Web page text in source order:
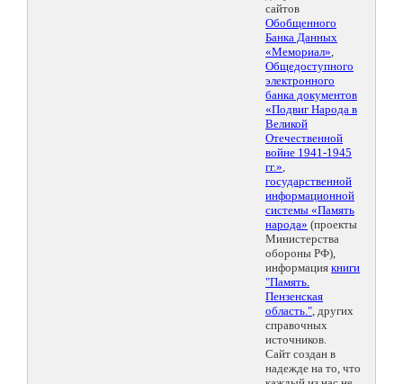
сайтов
Обобщенного
Банка Данных
«Мемориал»,
Общедоступного
электронного
банка документов
«Подвиг Народа в
Великой
Отечественной
войне 1941-1945
гг.»,
государственной
информационной
системы «Память
народа» (проекты
Министерства
обороны РФ),
информация книги
"Память.
Пензенская
область.", других
справочных
источников.
Сайт создан в
надежде на то, что